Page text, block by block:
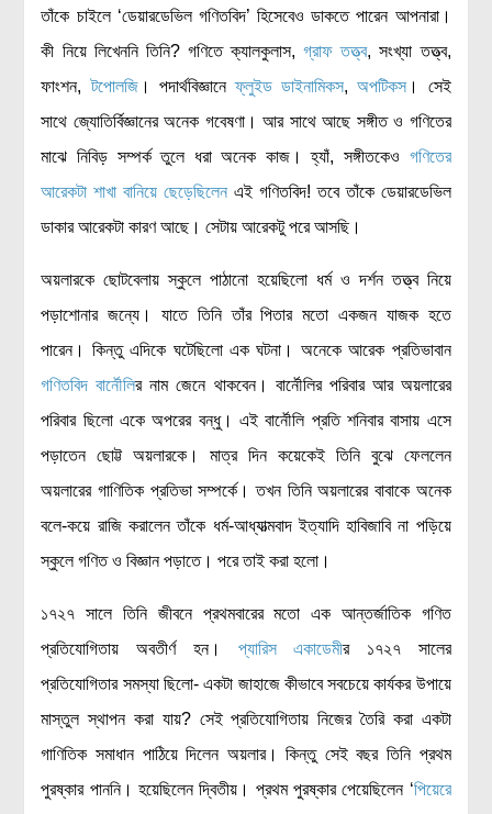
তাঁকে চাইলে ‘ডেয়ারডেভিল গণিতবিদ’ হিসেবেও ডাকতে পারেন আপনারা।
কী নিয়ে লিখেননি তিনি? গণিতে ক্যালকুলাস,গ্রাফ তত্ত্ব, সংখ্যা তত্ত্ব,
ফাংশন,টপোলজি। পদার্থবিজ্ঞানেফ্লুইড ডাইনামিকস,অপটিকস । সেই
সাথে জ্যোতির্বিজ্ঞানের অনেক গবেষণা। আর সাথে আছে সঙ্গীত ও গণিতের
মাঝে নিবিড় সম্পর্ক তুলে ধরা অনেক কাজ। হ্যাঁ, সঙ্গীতকেও গণিতের
আরেকটা শাখা বানিয়ে ছেড়েছিলেন এই গণিতবিদ! তবে তাঁকে ডেয়ারডেভিল
ডাকার আরেকটা কারণ আছে। সেটায় আরেকটু পরে আসছি।
অয়লারকে ছোটবেলায় স্কুলে পাঠানো হয়েছিলো ধর্ম ও দর্শন তত্ত্ব নিয়ে
পড়াশোনার জন্যে। যাতে তিনি তাঁর পিতার মতো একজন যাজক হতে
পারেন। কিন্তু এদিকে ঘটেছিলো এক ঘটনা। অনেকে আরেক প্রতিভাবান
গণিতবিদ বার্নৌলির নাম জেনে থাকবেন। বার্নৌলির পরিবার আর অয়লারের
পরিবার ছিলো একে অপরের বন্ধু। এই বার্নৌলি প্রতি শনিবার বাসায় এসে
পড়াতেন ছোট্ট অয়লারকে। মাত্র দিন কয়েকেই তিনি বুঝে ফেললেন
অয়লারের গাণিতিক প্রতিভা সম্পর্কে। তখন তিনি অয়লারের বাবাকে অনেক
বলে-কয়ে রাজি করালেন তাঁকে ধর্ম-আধ্যাত্মবাদ ইত্যাদি হাবিজাবি না পড়িয়ে
স্কুলে গণিত ও বিজ্ঞান পড়াতে। পরে তাই করা হলো।
১৭২৭ সালে তিনি জীবনে প্রথমবারের মতো এক আন্তর্জাতিক গণিত
প্রতিযোগিতায় অবতীর্ণ হন। প্যারিস একাডেমীর ১৭২৭ সালের
প্রতিযোগিতার সমস্যা ছিলো- একটা জাহাজে কীভাবে সবচেয়ে কার্যকর উপায়ে
মাস্তুল স্থাপন করা যায়? সেই প্রতিযোগিতায় নিজের তৈরি করা একটা
গাণিতিক সমাধান পাঠিয়ে দিলেন অয়লার। কিন্তু সেই বছর তিনি প্রথম
পুরষ্কার পাননি। হয়েছিলেন দ্বিতীয়। প্রথম পুরষ্কার পেয়েছিলেন ‘পিয়েরে